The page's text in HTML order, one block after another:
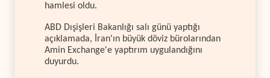
hamlesi oldu.
ABD Dışişleri Bakanlığı salı günü yaptığı
açıklamada, İran'ın büyük döviz bürolarından
Amin Exchange'e yaptırım uygulandığını
duyurdu.